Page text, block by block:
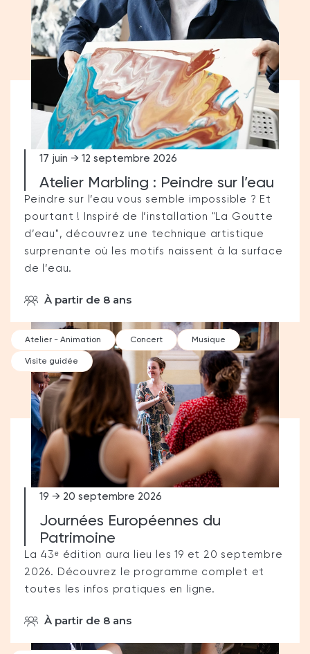
Atelier Marbling : Peindre sur l’eau
17 juin → 12 septembre 2026
Peindre sur l’eau vous semble impossible ? Et
pourtant ! Inspiré de l’installation "La Goutte
d’eau", découvrez une technique artistique
surprenante où les motifs naissent à la surface
de l’eau.
À partir de 8 ans
Journées Européennes du
Patrimoine
19 → 20 septembre 2026
La 43ᵉ édition aura lieu les 19 et 20 septembre
2026. Découvrez le programme complet et
toutes les infos pratiques en ligne.
À partir de 8 ans
Atelier - Animation Concert Musique
Visite guidée